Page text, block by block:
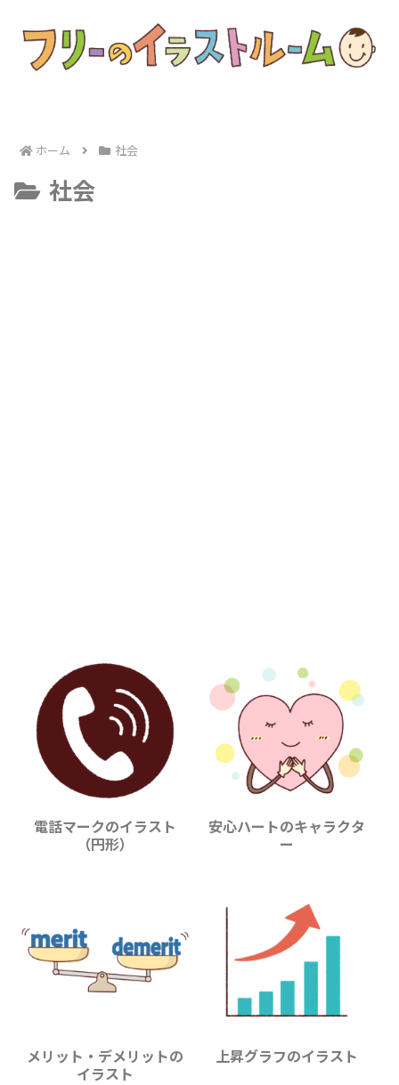
ホーム 社会
社会
電話マークのイラスト
（円形）
安心ハートのキャラクタ
ー
メリット・デメリットの
イラスト
上昇グラフのイラスト